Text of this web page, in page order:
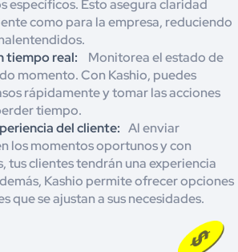
específicos. Esto asegura claridad
como para la empresa, reduciendo
tiempo real: Monitorea el estado de
momento. Con Kashio, puedes
rápidamente y tomar las acciones
tiempo.
del cliente: Al enviar
los momentos oportunos y con
tus clientes tendrán una experiencia
Kashio permite ofrecer opciones
que se ajustan a sus necesidades.